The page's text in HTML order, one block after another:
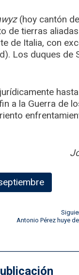
(hoy cantón de
de tierras
de Italia, con
Los duques de
a la Guerra de
Antonio Pérez huye